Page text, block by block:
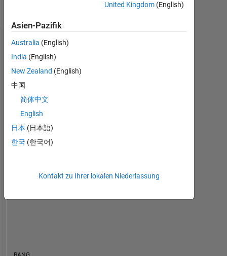
Dashboard
Statistik
All
-4
-2
0
2
4
6
8
12
30 25
20
15
-5
-10
United Kingdom (English)
Asien-Pazifik
Australia (English)
India (English)
New Zealand (English)
中国
简体中文
English
日本 (日本語)
한국 (한국어)
Kontakt zu Ihrer lokalen Niederlassung